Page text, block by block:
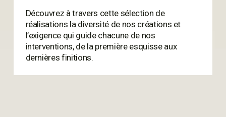
Découvrez à travers cette sélection de
réalisations la diversité de nos créations et
l’exigence qui guide chacune de nos
interventions, de la première esquisse aux
dernières finitions.